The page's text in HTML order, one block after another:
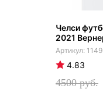
Челси
2021
4.83
4500